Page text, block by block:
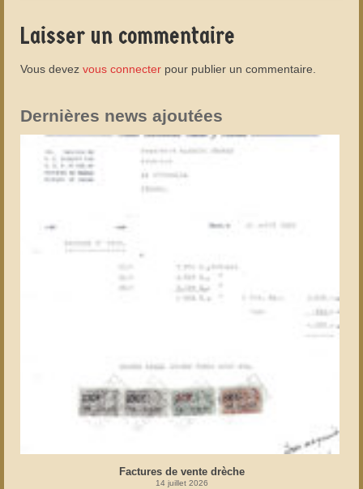
Laisser un commentaire
Vous devez vous connecter pour publier un commentaire.
Dernières news ajoutées
Factures de vente drèche
14 juillet 2026